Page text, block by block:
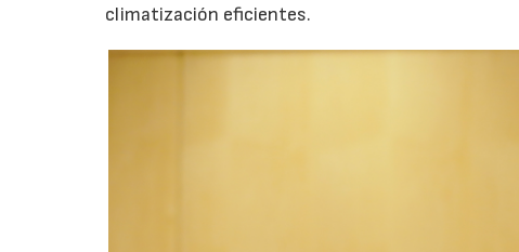
climatización eficientes.